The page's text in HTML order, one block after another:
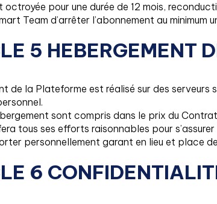
octroyée pour une durée de 12 mois,
Team d’arrêter l’abonnement au minimum
5 HEBERGEMENT
de la Plateforme est réalisé sur des
sont compris dans le prix du
tous ses efforts raisonnables pour
personnellement garant en lieu et place
6